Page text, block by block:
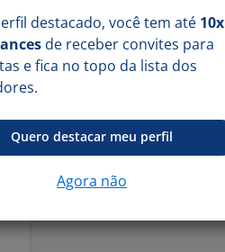
destacado, você tem até 10x
de receber convites para
e fica no topo da lista dos
Quero destacar meu perfil
Agora não